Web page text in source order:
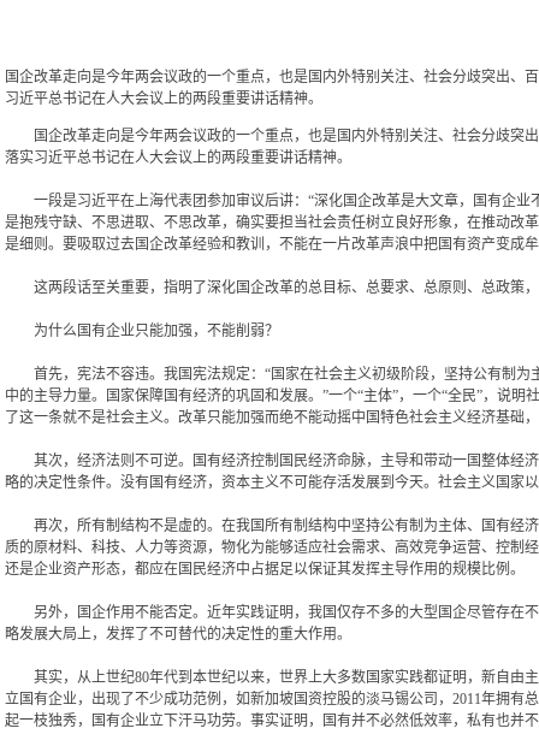
国企改革走向是今年两会议政的一个重点，也是国内外特别关注、社会分歧突出
习近平总书记在人大会议上的两段重要讲话精神。
国企改革走向是今年两会议政的一个重点，也是国内外特别关注、社会分歧
落实习近平总书记在人大会议上的两段重要讲话精神。
一段是习近平在上海代表团参加审议后讲：“深化国企改革是大文章，国有企业
是抱残守缺、不思进取、不思改革，确实要担当社会责任树立良好形象，在推动改
是细则。要吸取过去国企改革经验和教训，不能在一片改革声浪中把国有资产变成
这两段话至关重要，指明了深化国企改革的总目标、总要求、总原则、总政策
为什么国有企业只能加强，不能削弱？
首先，宪法不容违。我国宪法规定：“国家在社会主义初级阶段，坚持公有制为
中的主导力量。国家保障国有经济的巩固和发展。”一个“主体”，一个“全民”，说
了这一条就不是社会主义。改革只能加强而绝不能动摇中国特色社会主义经济基础
其次，经济法则不可逆。国有经济控制国民经济命脉，主导和带动一国整体经
略的决定性条件。没有国有经济，资本主义不可能存活发展到今天。社会主义国
再次，所有制结构不是虚的。在我国所有制结构中坚持公有制为主体、国有经
质的原材料、科技、人力等资源，物化为能够适应社会需求、高效竞争运营、控
还是企业资产形态，都应在国民经济中占据足以保证其发挥主导作用的规模比例。
另外，国企作用不能否定。近年实践证明，我国仅存不多的大型国企尽管存在
略发展大局上，发挥了不可替代的决定性的重大作用。
其实，从上世纪80年代到本世纪以来，世界上大多数国家实践都证明，新自由
立国有企业，出现了不少成功范例，如新加坡国资控股的淡马锡公司，2011年拥有
起一枝独秀，国有企业立下汗马功劳。事实证明，国有并不必然低效率，私有也并